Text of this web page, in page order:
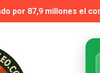
por 87,9 millones el
cautelar de la